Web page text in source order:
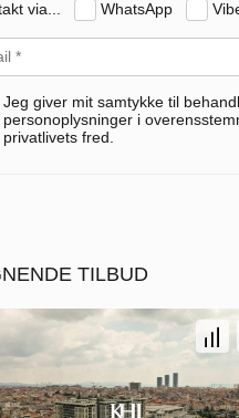
via... WhatsApp
Jeg giver mit samtykke til
personoplysninger i
privatlivets fred.
TILBUD